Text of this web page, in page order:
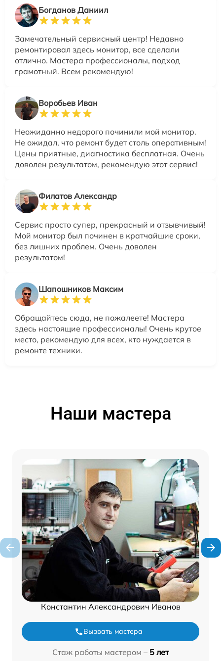
Богданов Даниил
Замечательный сервисный центр! Недавно
ремонтировал здесь монитор, все сделали
отлично. Мастера профессионалы, подход
грамотный. Всем рекомендую!
Воробьев Иван
Неожиданно недорого починили мой монитор.
Не ожидал, что ремонт будет столь оперативным!
Цены приятные, диагностика бесплатная. Очень
доволен результатом, рекомендую этот сервис!
Филатов Александр
Сервис просто супер, прекрасный и отзывчивый!
Мой монитор был починен в кратчайшие сроки,
без лишних проблем. Очень доволен
результатом!
Шапошников Максим
Обращайтесь сюда, не пожалеете! Мастера
здесь настоящие профессионалы! Очень крутое
место, рекомендую для всех, кто нуждается в
ремонте техники.
Наши мастера
Константин Александрович Иванов
Вызвать мастера
Стаж работы мастером – 5 лет